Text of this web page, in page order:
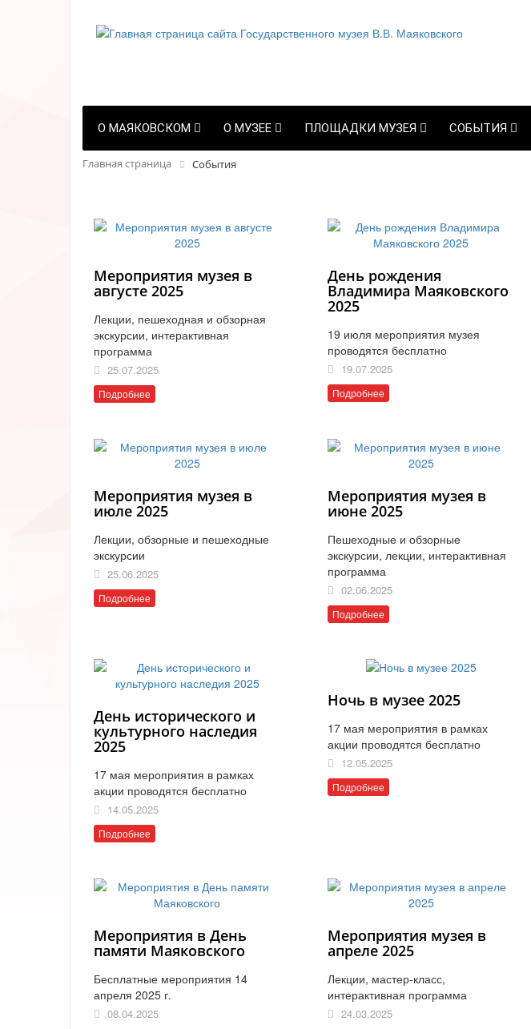
О МАЯКОВСКОМ О МУЗЕЕ ПЛОЩАДКИ МУЗЕЯ СОБЫТИЯ
Главная страница События
Мероприятия музея в
августе 2025
Лекции, пешеходная и обзорная
экскурсии, интерактивная
программа
25.07.2025
Подробнее
День рождения
Владимира Маяковского
2025
19 июля мероприятия музея
проводятся бесплатно
19.07.2025
Подробнее
Мероприятия музея в
июле 2025
Лекции, обзорные и пешеходные
экскурсии
25.06.2025
Подробнее
Мероприятия музея в
июне 2025
Пешеходные и обзорные
экскурсии, лекции, интерактивная
программа
02.06.2025
Подробнее
День исторического и
культурного наследия
2025
17 мая мероприятия в рамках
акции проводятся бесплатно
14.05.2025
Подробнее
Ночь в музее 2025
17 мая мероприятия в рамках
акции проводятся бесплатно
12.05.2025
Подробнее
Мероприятия в День
памяти Маяковского
Бесплатные мероприятия 14
апреля 2025 г.
08.04.2025
Мероприятия музея в
апреле 2025
Лекции, мастер-класс,
интерактивная программа
24.03.2025